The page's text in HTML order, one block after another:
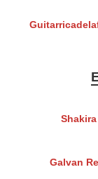
Shakira
Galvan